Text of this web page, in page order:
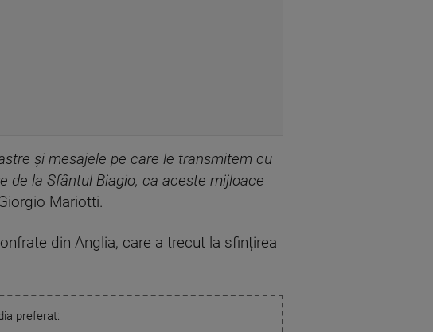
și mesajele pe care le transmitem cu
de la Sfântul Biagio, ca aceste mijloace
Mariotti.
din Anglia, care a trecut la sfințirea
preferat: